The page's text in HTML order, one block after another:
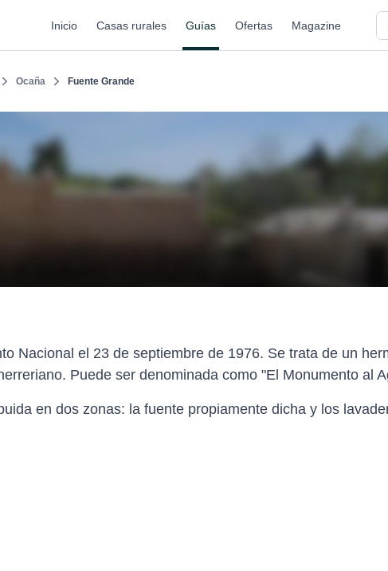
Inicio Casas rurales Guías Ofertas Magazine
Ocaña Fuente Grande
Nacional el 23 de septiembre de 1976. Se trata de un
Puede ser denominada como "El Monumento al
en dos zonas: la fuente propiamente dicha y los